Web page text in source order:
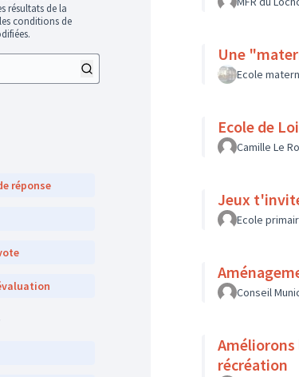
résultats de la
conditions de
réponse
Une
Ecole
Ecole de
Camille Le
Jeux
Ecole
Conseil
Améliorons
récréation